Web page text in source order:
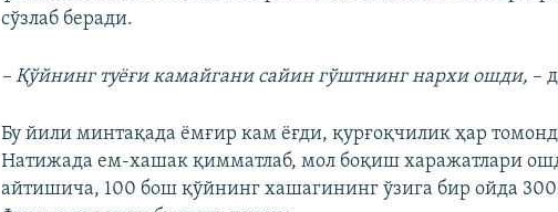
сўзлаб беради.
– Қўйнинг туёғи камайгани сайин гўштнинг нархи ошди, –
Бу йили минтақада ёмғир кам ёғди, қурғоқчилик ҳар
Натижада ем-хашак қимматлаб, мол боқиш харажатлари
айтишича, 100 бош қўйнинг хашагининг ўзига бир ойда